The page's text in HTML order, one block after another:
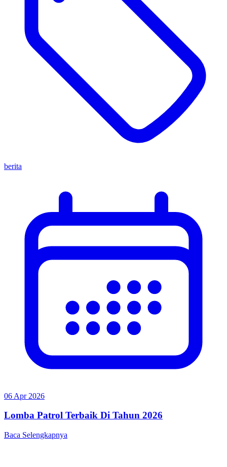
berita
06 Apr 2026
Lomba Patrol Terbaik Di Tahun 2026
Baca Selengkapnya